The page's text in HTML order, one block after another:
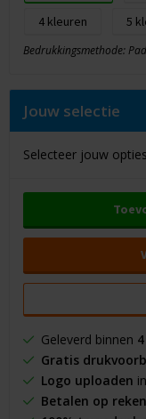
4
5
Bedrukkingsmethode:
Jouw selectie
Selecteer jouw
Geleverd binnen
Gratis
Logo uploaden
Betalen op